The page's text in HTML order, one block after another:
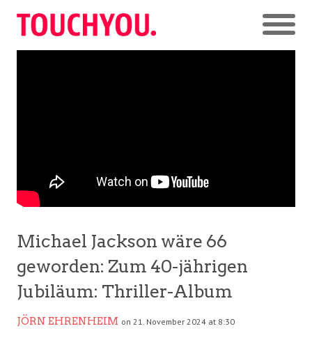
Michael Jackson wäre 66
geworden: Zum 40-jährigen
Jubiläum: Thriller-Album
JÖRN EHRENHEIM on 21. November 2024 at 8:30